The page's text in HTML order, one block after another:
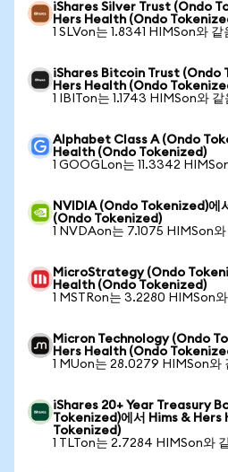
iShares Silver Trust (Ondo
Hers Health (Ondo
1 SLVon는 1.8341 HIMSon와 같
iShares Bitcoin Trust (Ondo
Hers Health (Ondo
1 IBITon는 1.1743 HIMSon와 같
Alphabet Class A (Ondo
Health (Ondo Tokenized)
1 GOOGLon는 11.3342
NVIDIA (Ondo Tokenized)에
(Ondo Tokenized)
1 NVDAon는 7.1075 HIMSon와
MicroStrategy (Ondo
Health (Ondo Tokenized)
1 MSTRon는 3.2280 HIMSon
Micron Technology (Ondo
Hers Health (Ondo
1 MUon는 28.0279 HIMSon와
iShares 20+ Year Treasury
Tokenized)에서 Hims &
Tokenized)
1 TLTon는 2.7284 HIMSon와